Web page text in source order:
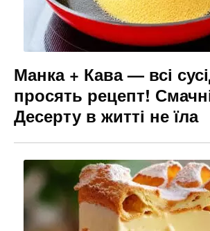
Манка + Кава — всі
просять рецепт!
Десерту в житті не їла